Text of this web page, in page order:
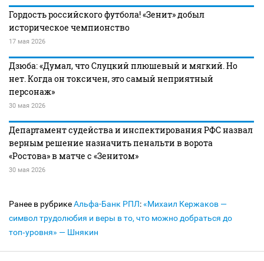
Гордость российского футбола! «Зенит» добыл
историческое чемпионство
17 мая 2026
Дзюба: «Думал, что Слуцкий плюшевый и мягкий. Но
нет. Когда он токсичен, это самый неприятный
персонаж»
30 мая 2026
Департамент судейства и инспектирования РФС назвал
верным решение назначить пенальти в ворота
«Ростова» в матче с «Зенитом»
30 мая 2026
Ранее в рубрикеАльфа-Банк РПЛ:«Михаил Кержаков —
символ трудолюбия и веры в то, что можно добраться до
топ‑уровня» — Шнякин